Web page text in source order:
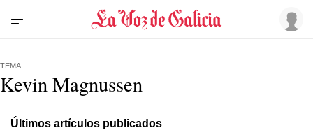
TEMA
Kevin Magnussen
Últimos artículos publicados